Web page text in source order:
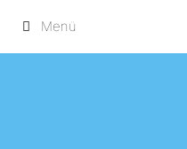
zum
Inhalt
Menü